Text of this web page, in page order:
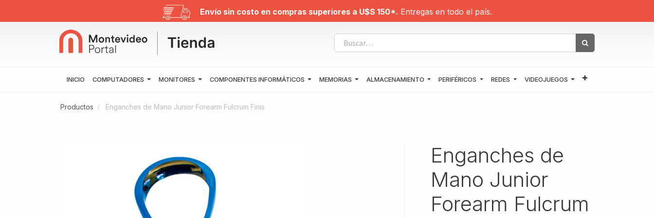
Envío sin costo en compras superiores a U$S 150*. Entregas en todo el país.
INICIO COMPUTADORES MONITORES COMPONENTES INFORMÁTICOS MEMORIAS ALMACENAMIENTO PERIFÉRICOS REDES VIDEOJUEGOS
Productos Enganches de Mano Junior Forearm Fulcrum Finis
Enganches de
Mano Junior
Forearm Fulcrum